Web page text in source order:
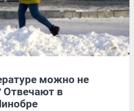
можно не
Отвечают в